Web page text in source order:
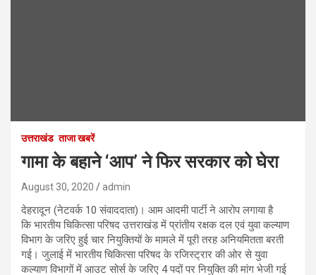
उत्तराखंड ताजा खबरें
गामा के बहाने ‘आप’ ने फिर सरकार को घेरा
August 30, 2020 admin
देहरादून (नेटवर्क 10 संवाददाता)। आम आदमी पार्टी ने आरोप लगाया है
कि भारतीय चिकित्सा परिषद उत्तराखंड में प्रांतीय रक्षक दल एवं युवा कल्याण
विभाग के जरिए हुई चार नियुक्तियों के मामले में पूरी तरह अनियमितता बरती
गई। जुलाई में भारतीय चिकित्सा परिषद के रजिस्ट्रार की ओर से युवा
कल्याण विभागों में आउट सोर्स के जरिए 4 पदों पर नियुक्ति की मांग भेजी गई